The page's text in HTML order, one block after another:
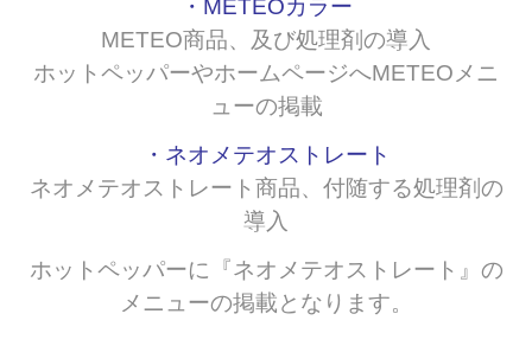
・METEOカラー
METEO商品、及び処理剤の導入
ホットペッパーやホームページへMETEOメニ
ューの掲載
・ネオメテオストレート
ネオメテオストレート商品、付随する処理剤の
導入
ホットペッパーに 『ネオメテオストレート』の
メニューの掲載となります。